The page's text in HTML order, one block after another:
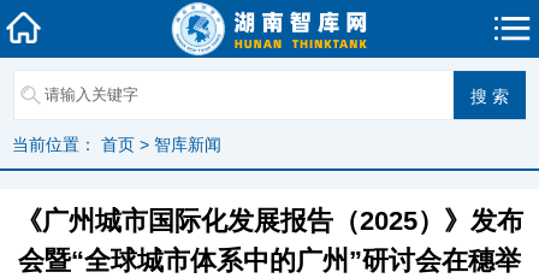
当前位置： 首页 > 智库新闻
《广州城市国际化发展报告（2025）》发布
会暨“全球城市体系中的广州”研讨会在穗举